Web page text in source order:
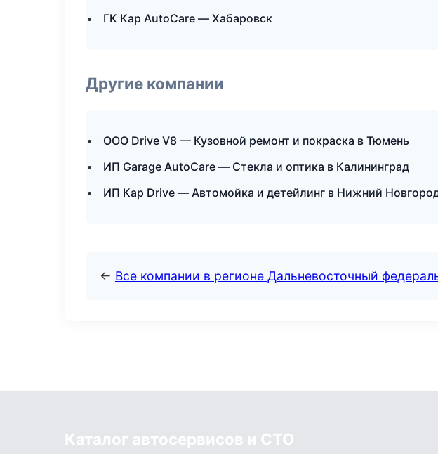
ГК Кар AutoCare — Хабаровск
Другие компании
ООО Drive V8 — Кузовной ремонт и покраска в Тюмень
ИП Garage AutoCare — Стекла и оптика в Калининград
ИП Кар Drive — Автомойка и детейлинг в Нижний
← Все компании в регионе Дальневосточный
Каталог автосервисов и СТО